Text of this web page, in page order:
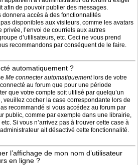
afin de pouvoir publier des messages.
donnera accès à des fonctionnalités
disponibles aux visiteurs, comme les avatars
l’envoi de courriels aux autres
d’utilisateurs, etc. Ceci ne vous prend
recommandons par conséquent de le faire.
automatiquement ?
Me connecter automatiquementlors de votre
au forum que pour une période
que votre compte soit utilisé par quelqu’un
veuillez cocher la case correspondante lors de
recommandé si vous accédez au forum par
public, comme par exemple dans une librairie,
Si vous n’arrivez pas à trouver cette case à
ait désactivé cette fonctionnalité.
l’affichage de mon nom d’utilisateur
en ligne ?